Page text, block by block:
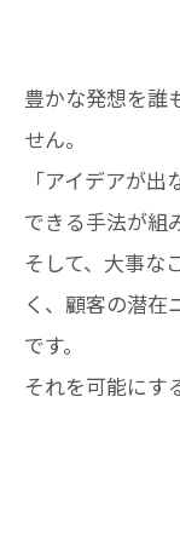
豊かな発想を誰
せん。
「アイデアが
できる手法が組
そして、大事な
く、顧客の潜在
です。
それを可能にす